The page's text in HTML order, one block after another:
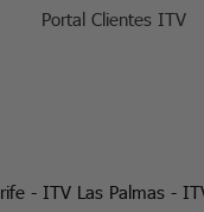
Portal Clientes ITV
- ITV Las Palmas-